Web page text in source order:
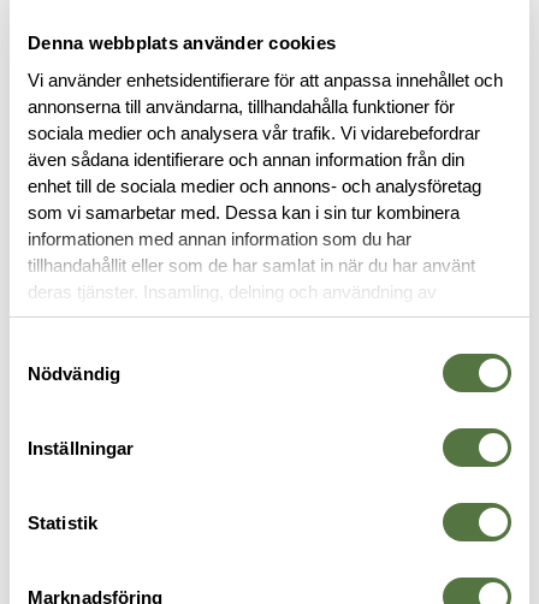
Denna webbplats använder cookies
Vi använder enhetsidentifierare för att anpassa innehållet och
annonserna till användarna, tillhandahålla funktioner för
sociala medier och analysera vår trafik. Vi vidarebefordrar
även sådana identifierare och annan information från din
enhet till de sociala medier och annons- och analysföretag
som vi samarbetar med. Dessa kan i sin tur kombinera
informationen med annan information som du har
tillhandahållit eller som de har samlat in när du har använt
deras tjänster. Insamling, delning och användning av
personuppgifter kan användas för personalisering av
Nödvändig
Inställningar
Statistik
Marknadsföring
BESKRIVNING
RECENSIONER
OM VARUMÄRKET
MAGASINFICKOR